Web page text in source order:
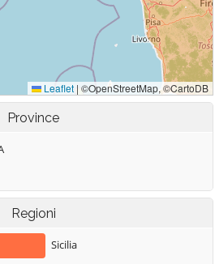
Province
Regioni
Sicilia